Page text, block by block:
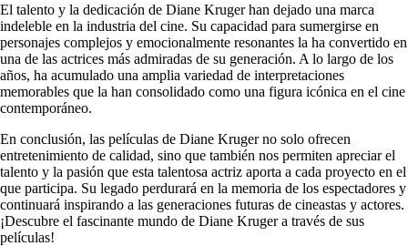
El talento y la dedicación de Diane Kruger han dejado una marca
indeleble en la industria del cine. Su capacidad para sumergirse en
personajes complejos y emocionalmente resonantes la ha convertido en
una de las actrices más admiradas de su generación. A lo largo de los
años, ha acumulado una amplia variedad de interpretaciones
memorables que la han consolidado como una figura icónica en el cine
contemporáneo.
En conclusión, las películas de Diane Kruger no solo ofrecen
entretenimiento de calidad, sino que también nos permiten apreciar el
talento y la pasión que esta talentosa actriz aporta a cada proyecto en el
que participa. Su legado perdurará en la memoria de los espectadores y
continuará inspirando a las generaciones futuras de cineastas y actores.
¡Descubre el fascinante mundo de Diane Kruger a través de sus
películas!